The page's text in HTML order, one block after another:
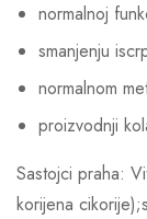
normalnoj
smanjenju
normalnom
proizvodnji
Sastojci praha:
korijena